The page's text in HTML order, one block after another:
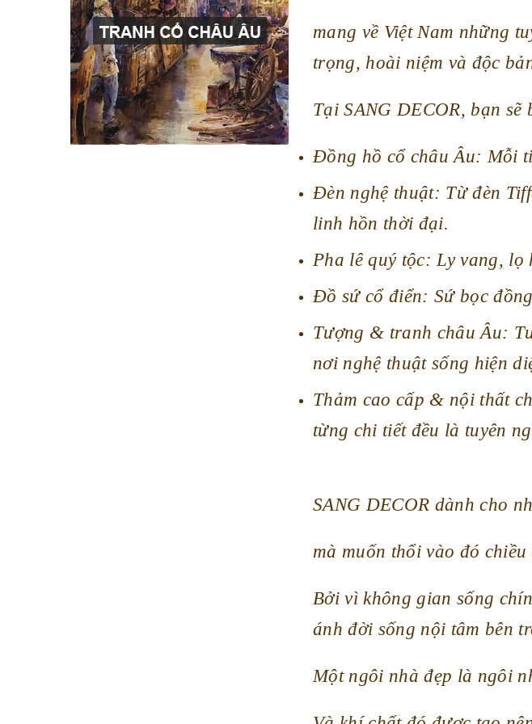
mang về Việt Nam những
trọng, hoài niệm và độc
Tại SANG DECOR, bạn sẽ
Đồng hồ cổ châu Âu: Mỗi
Đèn nghệ thuật: Từ đèn
linh hồn thời đại.
Pha lê quý tộc: Ly vang,
Đồ sứ cổ điển: Sứ bọc
Tượng & tranh châu Âu:
nơi nghệ thuật sống hiện
Thảm cao cấp & nội thất
từng chi tiết đều là tuyên
SANG DECOR dành cho
mà muốn thổi vào đó
Bởi vì không gian sống
ánh đời sống nội tâm bên
Một ngôi nhà đẹp là ngôi